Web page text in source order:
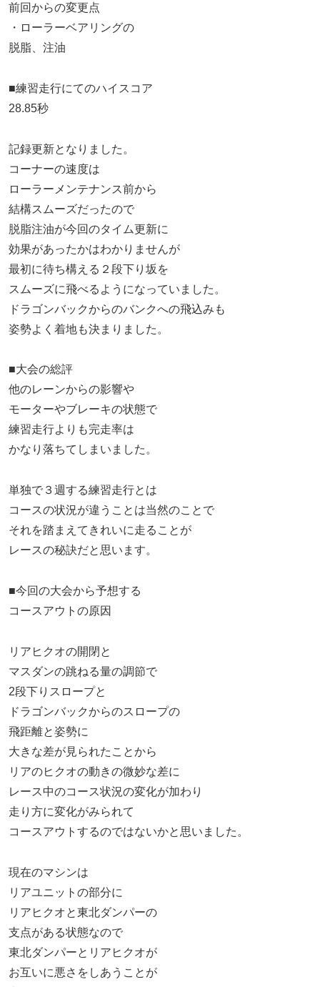
前回からの変更点
・ローラーベアリングの
脱脂、注油
■練習走行にてのハイスコア
28.85秒
記録更新となりました。
コーナーの速度は
ローラーメンテナンス前から
結構スムーズだったので
脱脂注油が今回のタイム更新に
効果があったかはわかりませんが
最初に待ち構える２段下り坂を
スムーズに飛べるようになっていました。
ドラゴンバックからのバンクへの飛込みも
姿勢よく着地も決まりました。
■大会の総評
他のレーンからの影響や
モーターやブレーキの状態で
練習走行よりも完走率は
かなり落ちてしまいました。
単独で３週する練習走行とは
コースの状況が違うことは当然のことで
それを踏まえてきれいに走ることが
レースの秘訣だと思います。
■今回の大会から予想する
コースアウトの原因
リアヒクオの開閉と
マスダンの跳ねる量の調節で
2段下りスロープと
ドラゴンバックからのスロープの
飛距離と姿勢に
大きな差が見られたことから
リアのヒクオの動きの微妙な差に
レース中のコース状況の変化が加わり
走り方に変化がみられて
コースアウトするのではないかと思いました。
現在のマシンは
リアユニットの部分に
リアヒクオと東北ダンパーの
支点がある状態なので
東北ダンパーとリアヒクオが
お互いに悪さをしあうことが